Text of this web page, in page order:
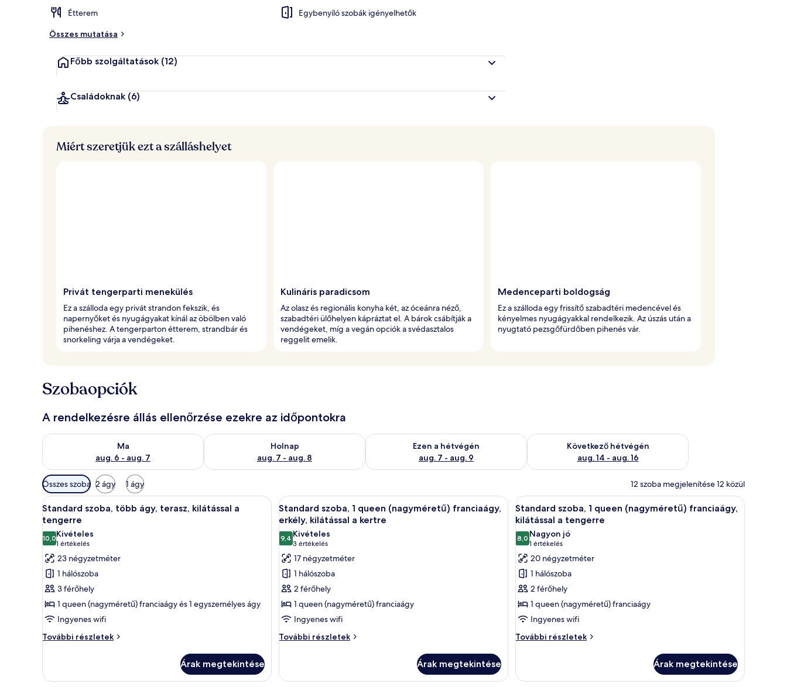
Étterem
Egybenyíló szobák igényelhetők
Összes mutatása
Főbb szolgáltatások (12)
Családoknak (6)
Miért szeretjük ezt a szálláshelyet
Privát tengerparti menekülés
Ez a szálloda egy privát strandon fekszik, és
napernyőket és nyugágyakat kínál az öbölben való
pihenéshez. A tengerparton étterem, strandbár és
snorkeling várja a vendégeket.
Kulináris paradicsom
Az olasz és regionális konyha két, az óceánra néző,
szabadtéri ülőhelyen kápráztat el. A bárok csábítják a
vendégeket, míg a vegán opciók a svédasztalos
reggelit emelik.
Medenceparti boldogság
Ez a szálloda egy frissítő szabadtéri medencével és
kényelmes nyugágyakkal rendelkezik. Az úszás után a
nyugtató pezsgőfürdőben pihenés vár.
Szobaopciók
A rendelkezésre állás ellenőrzése ezekre az időpontokra
Ma
aug. 6 - aug. 7
A ma esti rendelkezésre állás ellenőrzése: aug. 6 - aug. 7
Holnap
aug. 7 - aug. 8
A holnapi rendelkezésre állás ellenőrzése: aug. 7 - aug. 8
Ezen a hétvégén
aug. 7 - aug. 9
A mostani hétvégi rendelkezésre állás ellenőrzése: aug. 7 - aug. 9
Következő hétvégén
aug. 14 - aug. 16
A következő hétvégi rendelkezésre állás ellenőrzése: aug. 14 -
Szobákhoz
rendelkezésre
álló
szűrők
Összes szoba 2 ágy 1 ágy 12 szoba megjelenítése 12 közül
A
következő
szoba
összes
képének
megtekintése:
Standard
szoba,
több
ágy,
terasz,
tengerre
Egy szállodai szoba, amelyben egy nagy ágy, egy asztallal és székekkel ellátott erkély, valamint műalkotások díszítik a falakat.
11
Standard szoba, több ágy, terasz, kilátással a
tengerre
10,010-ből 10,0
Kivételes
1 értékelés
(1
értékelés)
23 négyzetméter
1 hálószoba
3 férőhely
1 queen (nagyméretű) franciaágy és 1 egyszemélyes ágy
Ingyenes wifi
További részletek
Standard
terasz,
Árak megtekintése
A
következő
szoba
összes
képének
megtekintése:
Standard
szoba,
1
queen
(nagyméretű)
kilátással
Egy szállodai szoba, amelyben egy nagy ágy, egy íróasztal és egy szék található. A falon két kép van, és az ajtón
6
Standard szoba, 1 queen (nagyméretű) franciaágy,
erkély, kilátással a kertre
9,410-ből 9,4
Kivételes
3 értékelés
(3
értékelés)
17 négyzetméter
1 hálószoba
2 férőhely
1 queen (nagyméretű) franciaágy
Ingyenes wifi
További részletek
Standard
(nagyméretű)
Árak megtekintése
A
következő
szoba
összes
képének
megtekintése:
Standard
szoba,
1
queen
(nagyméretű)
a
Egy szállodai szoba, amelyben egy nagy
7
Standard szoba, 1 queen (nagyméretű) franciaágy,
kilátással a tengerre
8,010-ből 8,0
Nagyon jó
1 értékelés
(1
értékelés)
20 négyzetméter
1 hálószoba
2 férőhely
1 queen (nagyméretű) franciaágy
Ingyenes wifi
További részletek
Standard
(nagyméretű)
Árak megtekintése